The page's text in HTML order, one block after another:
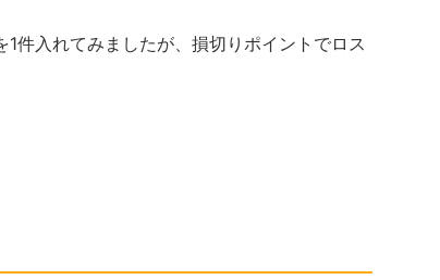
件入れてみましたが、損切りポイントでロス